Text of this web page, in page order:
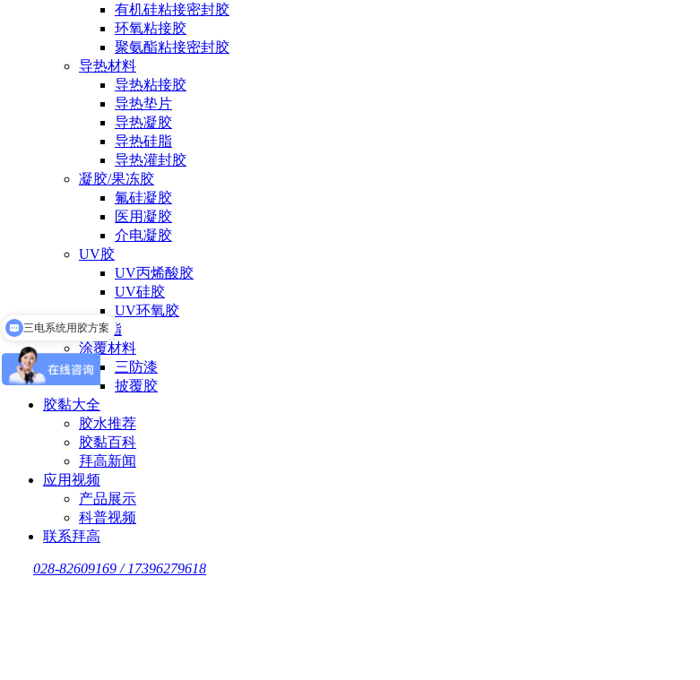
有机硅粘接密封胶
环氧粘接胶
聚氨酯粘接密封胶
导热材料
导热粘接胶
导热垫片
导热凝胶
导热硅脂
导热灌封胶
凝胶/果冻胶
氟硅凝胶
医用凝胶
介电凝胶
UV胶
UV丙烯酸胶
UV硅胶
UV环氧胶
润滑脂
涂覆材料
三防漆
披覆胶
胶黏大全
胶水推荐
胶黏百科
拜高新闻
应用视频
产品展示
科普视频
联系拜高
028-82609169 / 17396279618
三电系统用胶方案